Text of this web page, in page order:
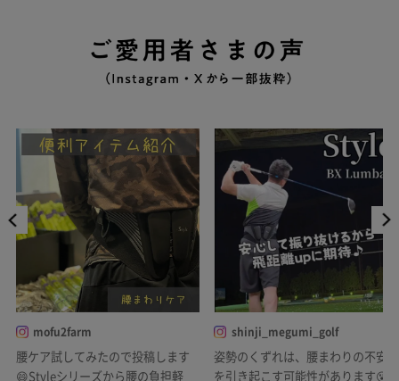
mofu2farm
腰ケア試してみたので投稿します
😄Styleシリーズから腰の負担軽
shinji_megumi_golf
姿勢のくずれは、腰まわりの不安
を引き起こす可能性があります😵#